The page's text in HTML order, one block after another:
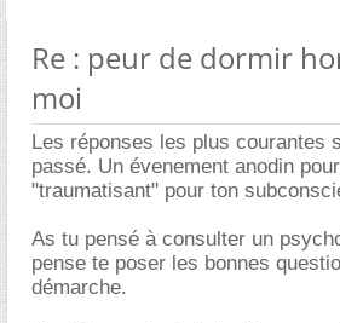
Re : peur de dormir
moi
Les réponses les plus courantes
passé. Un évenement anodin
"traumatisant" pour ton
As tu pensé à consulter un
pense te poser les bonnes
démarche.